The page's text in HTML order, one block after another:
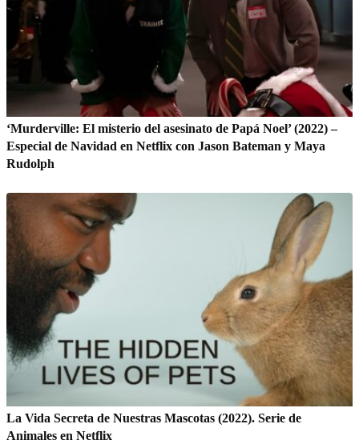
‘Murderville: El misterio del asesinato de Papá Noel’ (2022) –
Especial de Navidad en Netflix con Jason Bateman y Maya
Rudolph
La Vida Secreta de Nuestras Mascotas (2022). Serie de
Animales en Netflix